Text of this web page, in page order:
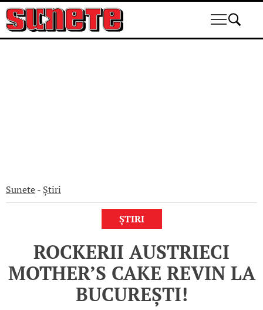
Sunete- Știri
ȘTIRI
ROCKERII AUSTRIECI
MOTHER’S CAKE REVIN LA
BUCUREȘTI!